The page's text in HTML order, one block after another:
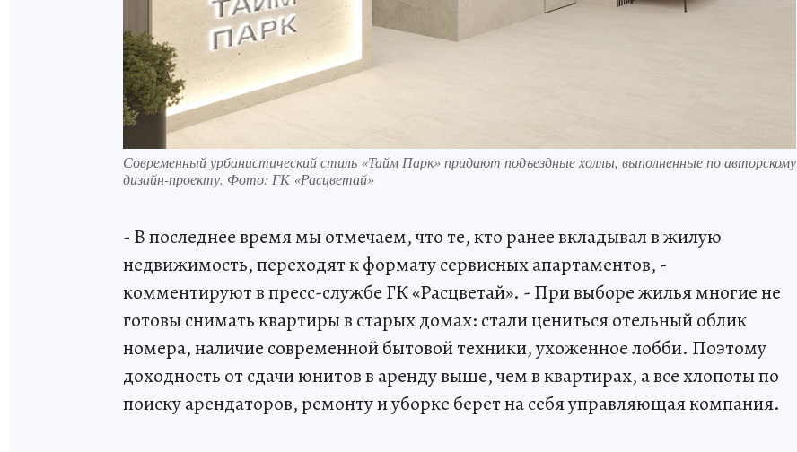
Современный урбанистический стиль «Тайм Парк» придают подъездные холлы, выполненные по авторскому
дизайн-проекту. Фото: ГК «Расцветай»
- В последнее время мы отмечаем, что те, кто ранее вкладывал в жилую
недвижимость, переходят к формату сервисных апартаментов, -
комментируют в пресс-службе ГК «Расцветай». - При выборе жилья многие не
готовы снимать квартиры в старых домах: стали цениться отельный облик
номера, наличие современной бытовой техники, ухоженное лобби. Поэтому
доходность от сдачи юнитов в аренду выше, чем в квартирах, а все хлопоты по
поиску арендаторов, ремонту и уборке берет на себя управляющая компания.